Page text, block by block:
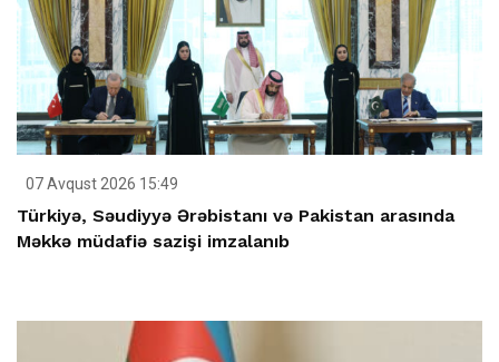
07 Avqust 2026 15:49
Türkiyə, Səudiyyə Ərəbistanı və Pakistan arasında
Məkkə müdafiə sazişi imzalanıb